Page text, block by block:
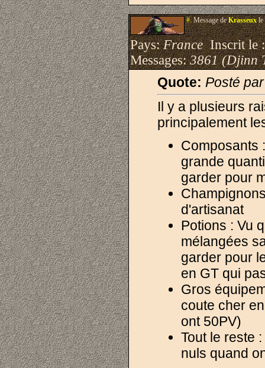
#.Message deKrasseuxle
Pays:FranceInscrit le
Messages:3861 (Djinn
Quote: Posté
Il y a plusieurs
principalement
Composants
grande
garder pour
d'artisanat
Potions : Vu
mélangées
garder pour
en GT qui
Gros
coute cher
ont 50PV)
Tout le reste
nuls quand